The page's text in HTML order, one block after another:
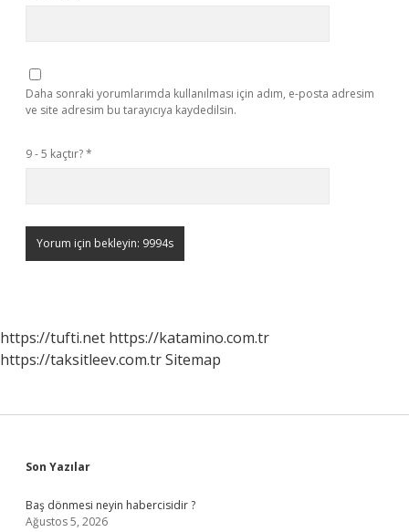
Daha sonraki yorumlarımda kullanılması için adım, e-posta adresim
ve site adresim bu tarayıcıya kaydedilsin.
9 - 5 kaçtır?*
https://tufti.net https://katamino.com.tr
https://taksitleev.com.trSitemap
Sidebar
Son Yazılar
Baş dönmesi neyin habercisidir ?
Ağustos 5, 2026